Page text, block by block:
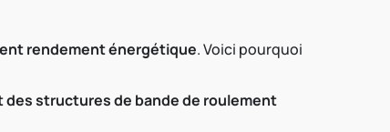
rendement énergétique. Voici pourquoi
structures de bande de roulement